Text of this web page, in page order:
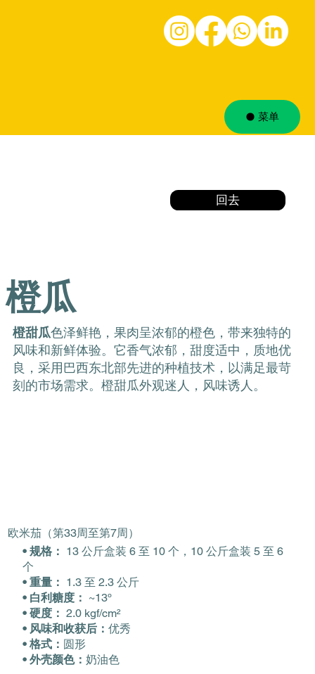
菜单
橙瓜
橙甜瓜色泽鲜艳，果肉呈浓郁的橙色，带来独特的
风味和新鲜体验。它香气浓郁，甜度适中，质地优
良，采用巴西东北部先进的种植技术，以满足最苛
刻的市场需求。橙甜瓜外观迷人，风味诱人。
回去
欧米茄（第33周至第7周）
• 规格： 13 公斤盒装 6 至 10 个，10 公斤盒装 5 至 6
个
• 重量： 1.3 至 2.3 公斤
• 白利糖度： ~13º
• 硬度： 2.0 kgf/cm²
• 风味和收获后：优秀
• 格式： 圆形
• 外壳颜色：奶油色